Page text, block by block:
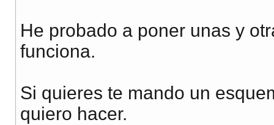
He probado a poner unas y
funciona.
Si quieres te mando un
quiero hacer.